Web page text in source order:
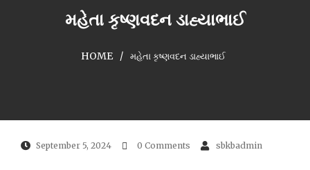
મહેતા કૃષ્ણવદન ડાહ્યાભાઈ
HOME મહેતા કૃષ્ણવદન ડાહ્યાભાઈ
September 5, 2024 0 Comments sbkbadmin